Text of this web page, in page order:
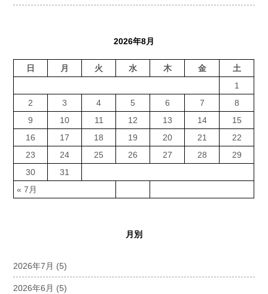
2026年8月
日 月 火 水 木 金 土
« 7月
1
2
3 4 5 6 7
8
9
10 11 12 13 14
15
16
17 18 19 20 21
22
23
24 25 26 27 28
29
30
31
月別
2026年7月 (5)
2026年6月 (5)